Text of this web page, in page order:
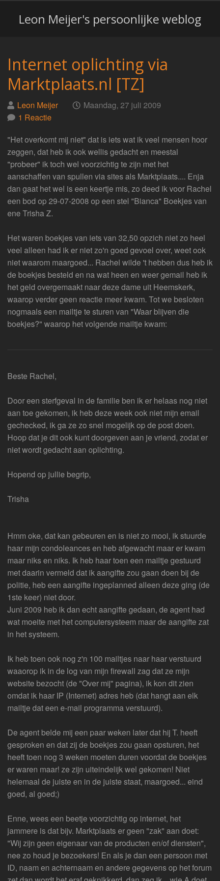
Leon Meijer's persoonlijke weblog
Internet oplichting via
Marktplaats.nl [TZ]
Geplaatst
door
Leon Meijer op Maandag, 27 juli 2009
1 Reactie
"Het overkomt mij niet" dat is iets wat ik veel mensen hoor
zeggen, dat heb ik ook wellis gedacht en meestal
"probeer" ik toch wel voorzichtig te zijn met het
aanschaffen van spullen via sites als Marktplaats.... Enja
dan gaat het wel is een keertje mis, zo deed ik voor Rachel
een bod op 29-07-2008 op een stel "Bianca" Boekjes van
ene Trisha Z.
Het waren boekjes van iets van 32,50 opzich niet zo heel
veel alleen had ik er niet zo'n goed gevoel over, weet ook
niet waarom maargoed... Rachel wilde 't hebben dus heb ik
de boekjes besteld en na wat heen en weer gemail heb ik
het geld overgemaakt naar deze dame uit Heemskerk,
waarop verder geen reactie meer kwam. Tot we besloten
nogmaals een mailtje te sturen van "Waar blijven die
boekjes?" waarop het volgende mailtje kwam:
Beste Rachel,
Door een sterfgeval in de familie ben ik er helaas nog niet
aan toe gekomen, ik heb deze week ook niet mijn email
gechecked, ik ga ze zo snel mogelijk op de post doen.
Hoop dat je dit ook kunt doorgeven aan je vriend, zodat er
niet wordt gedacht aan oplichting.
Hopend op jullie begrip,
Trisha
Hmm oke, dat kan gebeuren en is niet zo mooi, ik stuurde
haar mijn condoleances en heb afgewacht maar er kwam
maar niks en niks. Ik heb haar toen een mailtje gestuurd
met daarin vermeld dat ik aangifte zou gaan doen bij de
politie, heb een aangifte ingeplanned alleen deze ging (de
1ste keer) niet door.
Juni 2009 heb ik dan echt aangifte gedaan, de agent had
wat moeite met het computersysteem maar de aangifte zat
in het systeem.
Ik heb toen ook nog z'n 100 mailtjes naar haar verstuurd
waaorop ik in de log van mijn firewall zag dat ze mijn
website bezocht (de "Over mij" pagina), ik kon dit zien
omdat ik haar IP (Internet) adres heb (dat hangt aan elk
mailtje dat een e-mail programma verstuurd).
De agent belde mij een paar weken later dat hij T. heeft
gesproken en dat zij de boekjes zou gaan opsturen, het
heeft toen nog 3 weken moeten duren voordat de boekjes
er waren maar! ze zijn uiteindelijk wel gekomen! Niet
helemaal de juiste en in de juiste staat, maargoed... eind
goed, al goed;)
Enne, wees een beetje voorzichtig op internet, het
jammere is dat bijv. Marktplaats er geen "zak" aan doet:
"Wij zijn geen eigenaar van de producten en/of diensten",
nee zo houd je bezoekers! En als je dan een persoon met
ID, naam en achternaam en andere gegevens op het forum